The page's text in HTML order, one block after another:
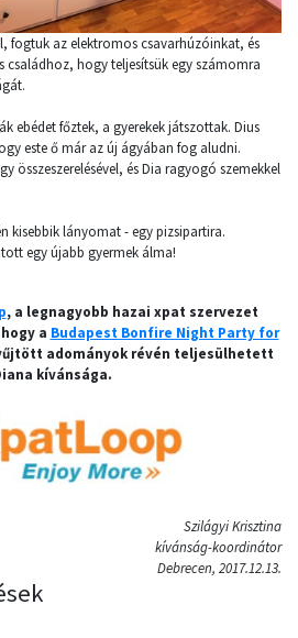
fogtuk az elektromos csavarhúzóinkat, és
családhoz, hogy teljesítsük egy számomra
ebédet főztek, a gyerekek játszottak. Dius
este ő már az új ágyában fog aludni.
összeszerelésével, és Dia ragyogó szemekkel
kisebbik lányomat - egy pizsipartira.
egy újabb gyermek álma!
, a legnagyobb hazai xpat szervezet
a Budapest Bonfire Night Party for
adományok révén teljesülhetett
kívánsága.
Szilágyi Krisztina
kívánság-koordinátor
Debrecen, 2017.12.13.